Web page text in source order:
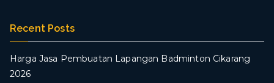
Recent Posts
Harga Jasa Pembuatan Lapangan Badminton Cikarang
2026